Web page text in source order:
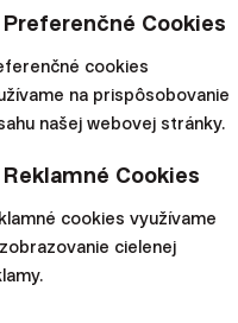
Preferenčné Cookies
cookies
na prispôsobovanie
našej webovej stránky.
Reklamné Cookies
cookies využívame
cielenej